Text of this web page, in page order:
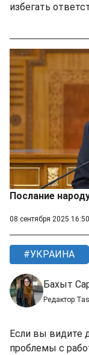
избегать
Послание
08 сентября 2025 16:50
УКРАИНА
Бахыт
Редактор
Если вы видите
проблемы с